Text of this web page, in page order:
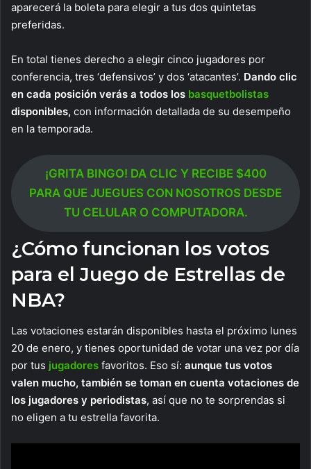
aparecerá la boleta para elegir a tus dos quintetas
preferidas.
En total tienes derecho a elegir cinco jugadores por
conferencia, tres ‘defensivos’ y dos ‘atacantes’. Dando clic
en cada posición verás a todos los basquetbolistas
disponibles, con información detallada de su desempeño
en la temporada.
¡GRITA BINGO! DA CLIC Y RECIBE $400
PARA QUE JUEGUES CON NOSOTROS DESDE
TU CELULAR O COMPUTADORA.
¿Cómo funcionan los votos
para el Juego de Estrellas de
NBA?
Las votaciones estarán disponibles hasta el próximo lunes
20 de enero, y tienes oportunidad de votar una vez por día
por tus jugadores favoritos. Eso sí: aunque tus votos
valen mucho, también se toman en cuenta votaciones de
los jugadores y periodistas, así que no te sorprendas si
no eligen a tu estrella favorita.